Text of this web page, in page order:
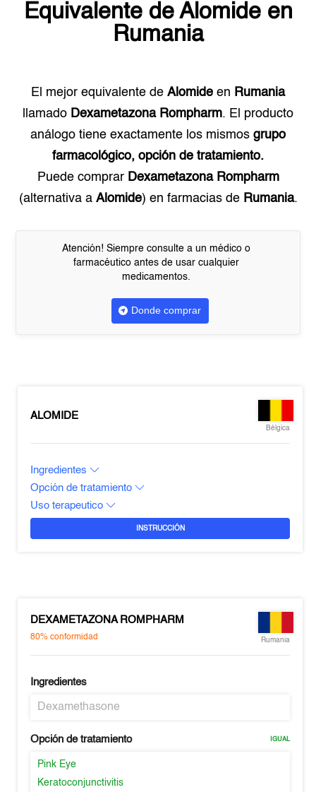
Equivalente de Alomideen
Rumania
El mejor equivalente de Alomide en Rumania
llamado Dexametazona Rompharm. El producto
análogo tiene exactamente los mismos grupo
farmacológico, opción de tratamiento.
Puede comprar Dexametazona Rompharm
(alternativa a Alomide) en farmacias de Rumania.
Atención! Siempre consulte a un médico o
farmacéutico antes de usar cualquier
medicamentos.
Donde comprar
ALOMIDE
Bélgica
Ingredientes
Opción de tratamiento
Uso terapeutico
INSTRUCCIÓN
DEXAMETAZONA ROMPHARM
80%conformidad Rumania
Ingredientes
Dexamethasone
Opción de tratamiento IGUAL
Pink Eye
Keratoconjunctivitis